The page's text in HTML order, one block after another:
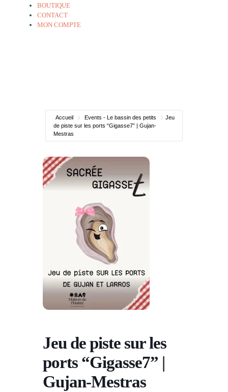
BOUTIQUE
CONTACT
MON COMPTE
Accueil Events - Le bassin des petits
Jeu
de piste sur les ports “Gigasse7” | Gujan-
Mestras
Jeu de piste sur les
ports “Gigasse7” |
Gujan-Mestras